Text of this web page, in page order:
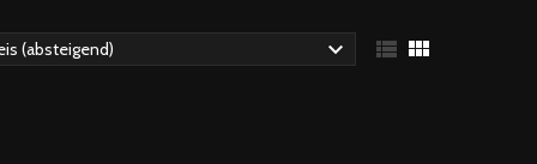
(absteigend)   